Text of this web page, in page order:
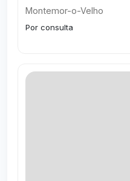
Montemor-o-Velho
Por consulta